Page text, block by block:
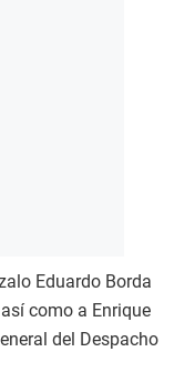
Eduardo Borda
como a Enrique
del Despacho